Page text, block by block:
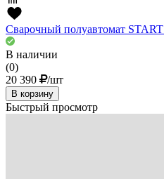
Сварочный полуавтомат
В наличии
(0)
20 390
/шт
В корзину
Быстрый просмотр